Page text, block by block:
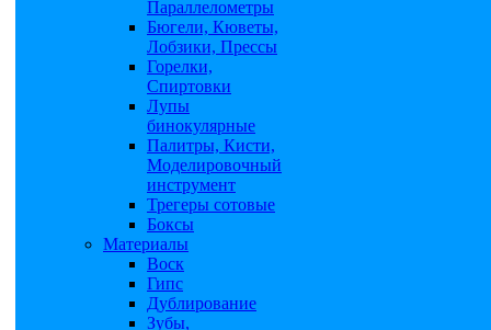
Параллелометры
Бюгели, Кюветы,
Лобзики, Прессы
Горелки,
Спиртовки
Лупы
бинокулярные
Палитры, Кисти,
Моделировочный
инструмент
Трегеры сотовые
Боксы
Материалы
Воск
Гипс
Дублирование
Зубы,